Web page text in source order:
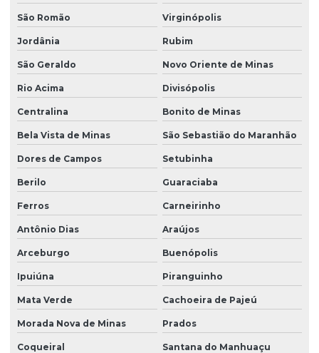
São Romão Virginópolis
Jordânia Rubim
São Geraldo Novo Oriente de Minas
Rio Acima Divisópolis
Centralina Bonito de Minas
Bela Vista de Minas São Sebastião do Maranhão
Dores de Campos Setubinha
Berilo Guaraciaba
Ferros Carneirinho
Antônio Dias Araújos
Arceburgo Buenópolis
Ipuiúna Piranguinho
Mata Verde Cachoeira de Pajeú
Morada Nova de Minas Prados
Coqueiral Santana do Manhuaçu